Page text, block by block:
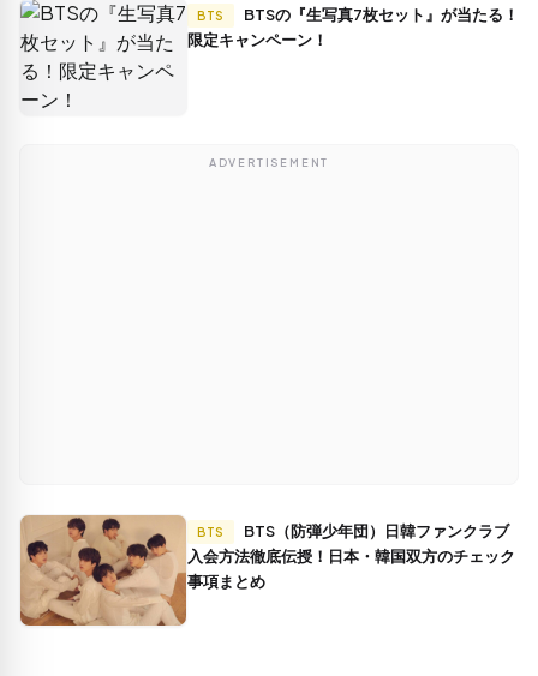
BTS
限定キャンペーン！
ADVERTISEMENT
BTS
入会方法徹底伝授！日本・韓国双方のチェック
事項まとめ